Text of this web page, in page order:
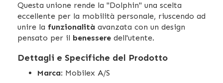
Questa unione rende la "Dolphin" una scelta
eccellente per la mobilità personale, riuscendo ad
unire la funzionalità avanzata con un design
pensato per il benessere dell'utente.
Dettagli e Specifiche del Prodotto
Marca: Mobilex A/S